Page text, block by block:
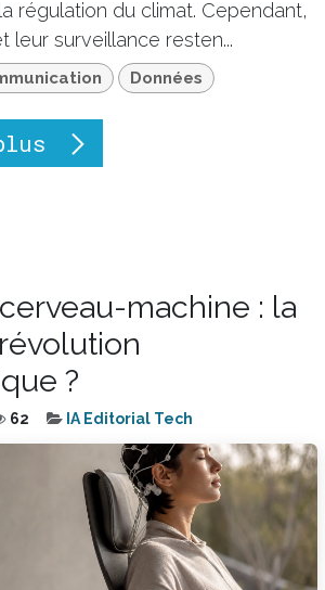
régulation du climat. Cependant,
leur surveillance resten...
Données
machine : la
?
62 IA Editorial Tech